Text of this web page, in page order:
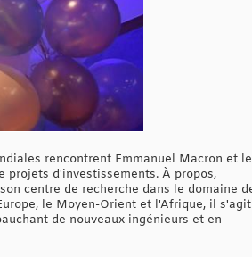
rencontrent Emmanuel Macron et le
projets d'investissements. À propos,
centre de recherche dans le domaine
le Moyen-Orient et l'Afrique, il s'agit
de nouveaux ingénieurs et en